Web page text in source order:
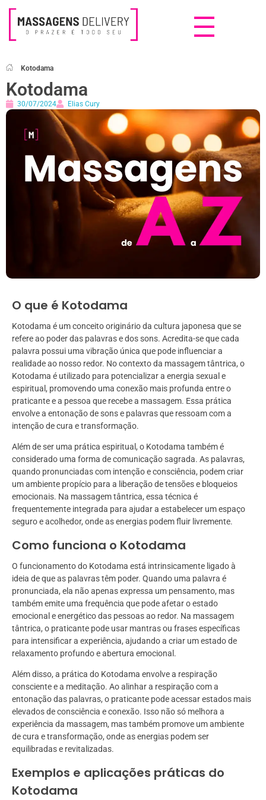
Kotodama
Kotodama
30/07/2024 Elias Cury
O que é Kotodama
Kotodama é um conceito originário da cultura japonesa que se
refere ao poder das palavras e dos sons. Acredita-se que cada
palavra possui uma vibração única que pode influenciar a
realidade ao nosso redor. No contexto da massagem tântrica, o
Kotodama é utilizado para potencializar a energia sexual e
espiritual, promovendo uma conexão mais profunda entre o
praticante e a pessoa que recebe a massagem. Essa prática
envolve a entonação de sons e palavras que ressoam com a
intenção de cura e transformação.
Além de ser uma prática espiritual, o Kotodama também é
considerado uma forma de comunicação sagrada. As palavras,
quando pronunciadas com intenção e consciência, podem criar
um ambiente propício para a liberação de tensões e bloqueios
emocionais. Na massagem tântrica, essa técnica é
frequentemente integrada para ajudar a estabelecer um espaço
seguro e acolhedor, onde as energias podem fluir livremente.
Como funciona o Kotodama
O funcionamento do Kotodama está intrinsicamente ligado à
ideia de que as palavras têm poder. Quando uma palavra é
pronunciada, ela não apenas expressa um pensamento, mas
também emite uma frequência que pode afetar o estado
emocional e energético das pessoas ao redor. Na massagem
tântrica, o praticante pode usar mantras ou frases específicas
para intensificar a experiência, ajudando a criar um estado de
relaxamento profundo e abertura emocional.
Além disso, a prática do Kotodama envolve a respiração
consciente e a meditação. Ao alinhar a respiração com a
entonação das palavras, o praticante pode acessar estados mais
elevados de consciência e conexão. Isso não só melhora a
experiência da massagem, mas também promove um ambiente
de cura e transformação, onde as energias podem ser
equilibradas e revitalizadas.
Exemplos e aplicações práticas do
Kotodama